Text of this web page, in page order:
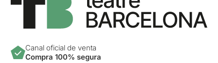
Canal oficial de venta
Compra 100% segura